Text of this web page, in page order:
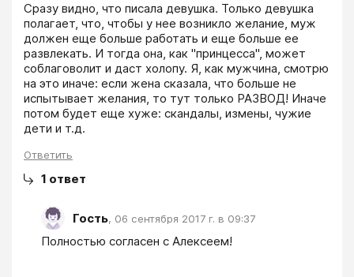
Сразу видно, что писала девушка. Только девушка
полагает, что, чтобы у нее возникло желание, муж
должен еще больше работать и еще больше ее
развлекать. И тогда она, как "принцесса", может
соблаговолит и даст холопу. Я, как мужчина, смотрю
на это иначе: если жена сказала, что больше не
испытывает желания, то тут только РАЗВОД! Иначе
потом будет еще хуже: скандалы, измены, чужие
дети и т.д.
Ответить
1 ответ
Гость, 06 сентября 2017 г. в 09:37
Полностью согласен с Алексеем!